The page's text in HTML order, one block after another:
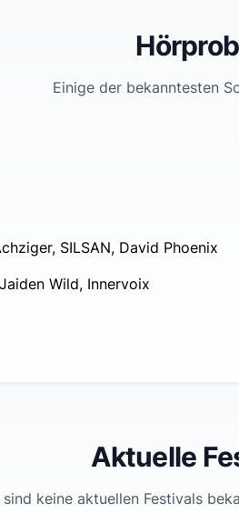
Einige der bekanntesten
SILSAN, David Phoenix
Wild, Innervoix
Aktuelle
sind keine aktuellen Festivals